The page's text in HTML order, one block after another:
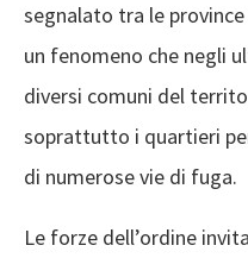
segnalato tra le
un fenomeno che negli
diversi comuni del
soprattutto i quartieri
di numerose vie di fuga.
Le forze dell’ordine